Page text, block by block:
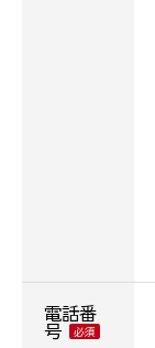
電話番
号